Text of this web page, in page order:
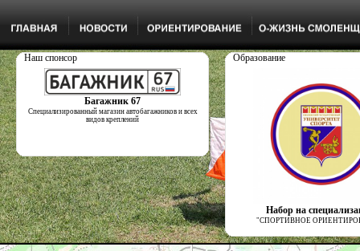
Наш спонсор
Багажник 67
Специализированный магазин автобагажников и всех
видов креплений
Образование
Набор на
"СПОРТИВНОЕ